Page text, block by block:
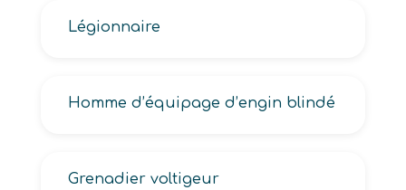
Légionnaire
Homme d’équipage d’engin blindé
Grenadier voltigeur